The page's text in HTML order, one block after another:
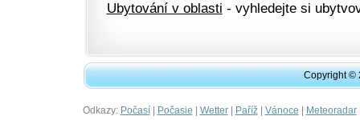
Ubytování v oblasti - vyhledejte si
Copyright ©
Odkazy: Počasí| Počasie | Wetter| Paříž| Vánoce | Meteoradar